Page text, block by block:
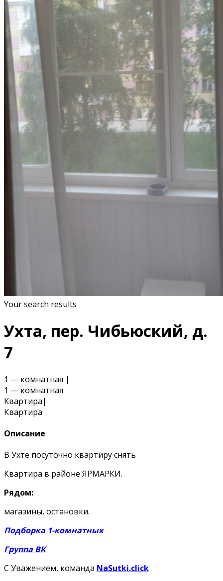
Your search results
Ухта, пер. Чибьюский, д.
7
1 — комнатная |
1 — комнатная
Квартира|
Квартира
Описание
В Ухте посуточно квартиру снять
Квартира в районе ЯРМАРКИ.
Рядом:
магазины, остановки.
Подборка 1-комнатных
Группа ВК
С Уважением, команда NaSutki.click